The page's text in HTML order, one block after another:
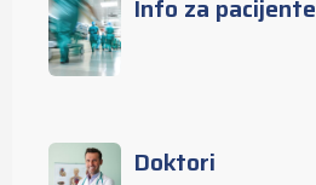
Info za pacijente
Doktori